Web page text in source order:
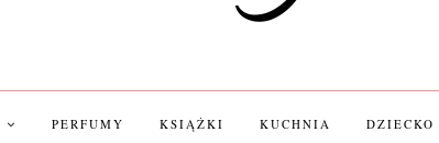
PERFUMY KSIĄŻKI KUCHNIA DZIECKO